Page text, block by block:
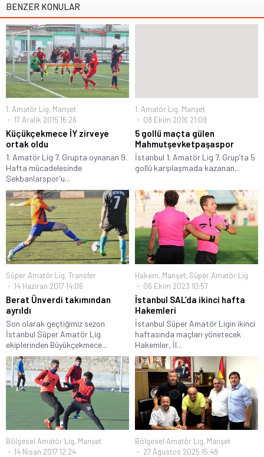
BENZER KONULAR
1. Amatör Lig, Manşet
17 Aralık 2015 16:26
Küçükçekmece İY zirveye
ortak oldu
1. Amatör Lig 7. Grupta oynanan 9.
Hafta mücadelesinde
Sekbanlarspor’u...
1. Amatör Lig, Manşet
08 Ekim 2016 21:09
5 gollü maçta gülen
Mahmutşevketpaşaspor
İstanbul 1. Amatör Lig 7. Grup’ta 5
gollü karşılaşmada kazanan...
Süper Amatör Lig, Transfer
14 Haziran 2017 14:06
Berat Ünverdi takımından
ayrıldı
Son olarak geçtiğimiz sezon
İstanbul Süper Amatör Lig
ekiplerinden Büyükçekmece...
Hakem, Manşet, Süper Amatör Lig
06 Ekim 2023 10:57
İstanbul SAL’da ikinci hafta
Hakemleri
İstanbul Süper Amatör Ligin ikinci
haftasında maçları yönetecek
Hakemler, İl...
Bölgesel Amatör Lig, Manşet
14 Nisan 2017 12:24
Bölgesel Amatör Lig, Manşet
27 Ağustos 2025 15:49